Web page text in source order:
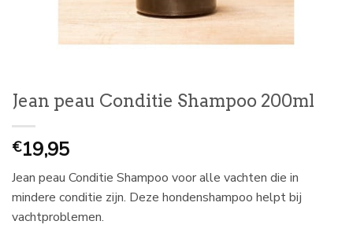
Jean peau Conditie Shampoo 200ml
€19,95
Jean peau Conditie Shampoo voor alle vachten die in
mindere conditie zijn. Deze hondenshampoo helpt bij
vachtproblemen.